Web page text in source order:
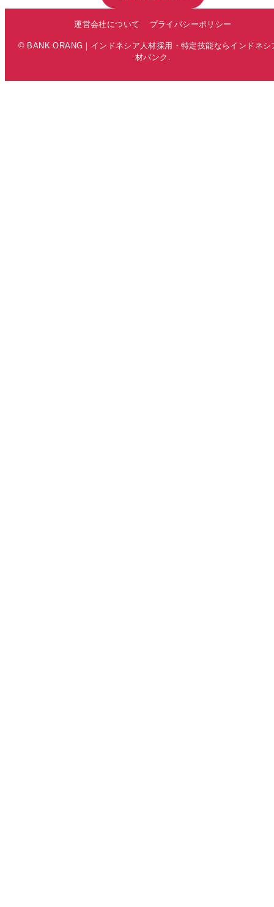
運営会社について プライバシーポリシー
© BANK ORANG｜インドネシア人材採用・特定技能ならインドネシ
材バンク.